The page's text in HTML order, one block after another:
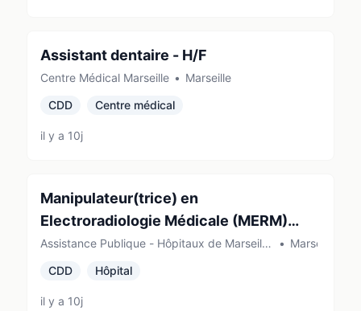
Assistant dentaire - H/F
Centre Médical Marseille • Marseille
CDD
Centre médical
il y a 10j
Manipulateur(trice) en
Electroradiologie Médicale (MERM)
Radiothérapie – Hôpital de la Timone
Assistance Publique - Hôpitaux de Marseille
• Marseille
CDD
Hôpital
il y a 10j